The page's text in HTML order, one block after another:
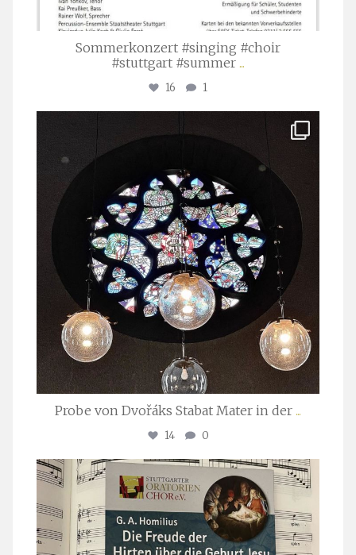
Sommerkonzert #singing #choir
#stuttgart #summer ...
16 1
Apr. 1
Probe von Dvořáks Stabat Mater in der ...
14 0
stuttgarter_oratorienchor
Nov. 29